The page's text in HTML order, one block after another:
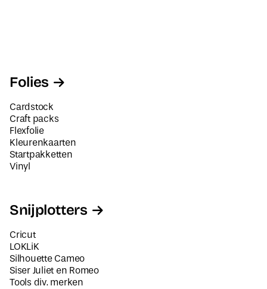
Folies
Cardstock
Craft packs
Flexfolie
Kleurenkaarten
Startpakketten
Vinyl
Snijplotters
Cricut
LOKLiK
Silhouette Cameo
Siser Juliet en Romeo
Tools div. merken